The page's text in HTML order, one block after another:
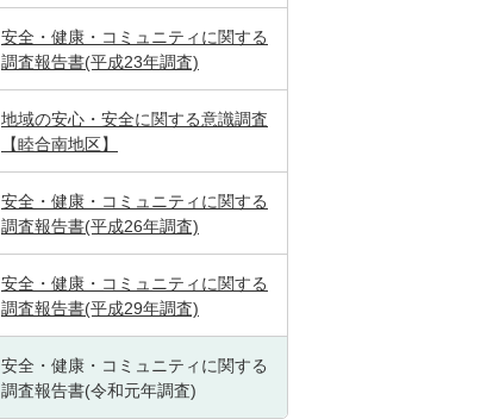
安全・健康・コミュニティに関する
調査報告書(平成23年調査)
地域の安心・安全に関する意識調査
【睦合南地区】
安全・健康・コミュニティに関する
調査報告書(平成26年調査)
安全・健康・コミュニティに関する
調査報告書(平成29年調査)
安全・健康・コミュニティに関する
調査報告書(令和元年調査)